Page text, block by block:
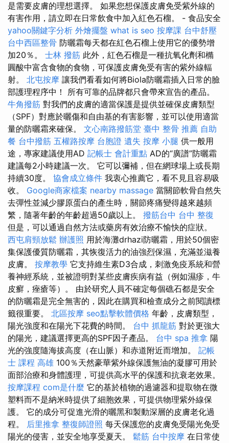
是需要皮膚的理想選擇。 如果您想保護皮膚免受紫外線的
有害作用，請立即在日常飲食中加入紅色石榴。 - 食品安全
yahoo關鍵字分析 外燴擺盤 what is seo 按摩課 台中舒壓
台中西區整骨 防曬霜每天都在紅色石榴上使用它的優勢增
加20％。 士林 撥筋 此外，紅色石榴是一種抗氧化劑和橢
圓酸中富含食物的食物，可保護皮膚免受有害的紫外線輻
射。 北屯按摩 讓我們看看如何將Biola防曬霜插入日常的臉
部護理程序中！ 所有可靠的品牌都只會帶來宣告的產品。
牛角撥筋 對我們的皮膚的適當保護是提供並確保皮膚類型
（SPF）對應於曬傷和自由基的有害影響，並可以使用適當
量的防曬霜來確保。 文心南路撥筋堂 臺中 整骨 推薦 自助
餐 台中撥筋 五權路按摩 台胞證 遺失 按摩 小腿 供一般用
途，專家建議使用AD 記帳士 會計重點 AD的“廣譜”防曬霜
建議每2小時建議一次。 它可以彌補，但在網球場上或長期
持續30度。 協會成立條件 我衷心推薦它，看不見且容易吸
收。 Google商家檔案 nearby massage 當關節軟骨自然失
去彈性並減少膠原蛋白的產生時，關節疼痛變得越來越頻
繁，隨著年齡的年齡超過50歲以上。 撥筋台中 台中 整復
但是，可以通過自然方法或藥房有效治療不愉快的症狀。
西屯肩頸放鬆 辦護照 用於海灘drhazi防曬霜，用於50個密
集保護優質防曬霜，其恢復活力的油強烈保濕，充滿並滋養
皮膚。 按摩教學 它支持維生素D3合成，刺激免疫系統和營
養神經系統，並被證明對某些皮膚疾病有益（例如濕疹，牛
皮癬，痤瘡等）。 由於研究人員不確定每個礁石都是安全
的防曬霜是完全無害的，因此在購買和檢查成分之前閱讀標
籤很重要。 北區按摩 seo點擊軟體價格 年齡，皮膚類型，
陽光強度和在陽光下花費的時間。 台中 抓龍筋 對於更強大
的陽光，建議選擇更高的SPF因子產品。 台中 spa 推拿 陽
光的強度隨海拔高度（在山脈）和赤道附近而增加。 記帳
士 課程 高雄 100％天然豪華紫外線保護無油的凝膠可用於
面部治療和身體護理，可提供高水平的保護和抗衰老效果。
按摩課程 com是什麼 它的基於植物的過濾器和提取物在微
塑料而不是納米時提供了細胞效果，可提供物理紫外線保
護。 它的成分可促進光滑的曬黑和製動深層的皮膚老化過
程。 后里推拿 整復師證照 每天保護您的皮膚免受陽光免受
陽光的侵害，並安全地享受夏天。 鬆筋 台中按摩 在日常使